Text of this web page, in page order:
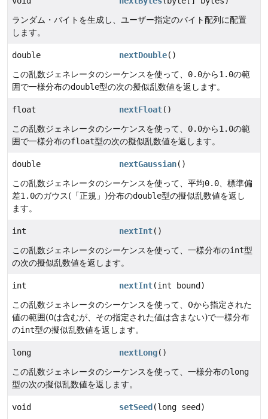
ランダム・バイトを生成し、ユーザー指定のバイト配列に配置
します。
double nextDouble()
この乱数ジェネレータのシーケンスを使って、 0.0から1.0の範
囲で一様分布のdouble型の次の擬似乱数値を返します。
float nextFloat()
この乱数ジェネレータのシーケンスを使って、 0.0から1.0の範
囲で一様分布のfloat型の次の擬似乱数値を返します。
double nextGaussian()
この乱数ジェネレータのシーケンスを使って、平均0.0 、標準偏
差1.0のガウス(「正規」)分布のdouble型の擬似乱数値を返し
ます。
int nextInt()
この乱数ジェネレータのシーケンスを使って、一様分布のint型
の次の擬似乱数値を返します。
int nextInt(int bound)
この乱数ジェネレータのシーケンスを使って、0から指定された
値の範囲(0は含むが、その指定された値は含まない)で一様分布
のint型の擬似乱数値を返します。
long nextLong()
この乱数ジェネレータのシーケンスを使って、一様分布のlong
型の次の擬似乱数値を返します。
void setSeed (long seed)